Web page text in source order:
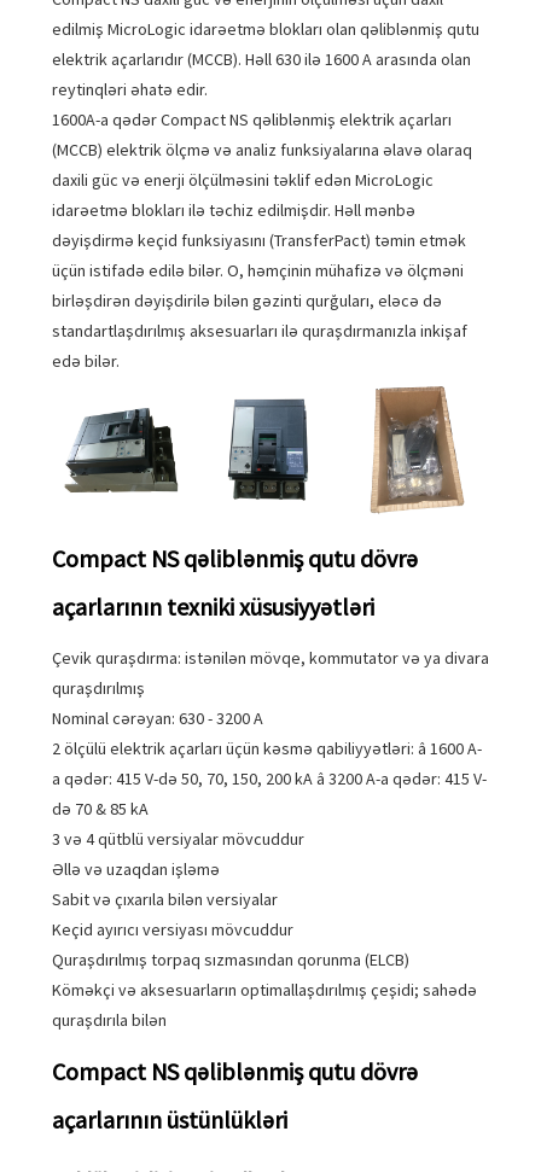
edilmiş MicroLogic idarəetmə blokları olan qəliblənmiş qutu
elektrik açarlarıdır (MCCB). Həll 630 ilə 1600 A arasında olan
reytinqləri əhatə edir.
1600A-a qədər Compact NS qəliblənmiş elektrik açarları
(MCCB) elektrik ölçmə və analiz funksiyalarına əlavə olaraq
daxili güc və enerji ölçülməsini təklif edən MicroLogic
idarəetmə blokları ilə təchiz edilmişdir. Həll mənbə
dəyişdirmə keçid funksiyasını (TransferPact) təmin etmək
üçün istifadə edilə bilər. O, həmçinin mühafizə və ölçməni
birləşdirən dəyişdirilə bilən gəzinti qurğuları, eləcə də
standartlaşdırılmış aksesuarları ilə quraşdırmanızla inkişaf
edə bilər.
Compact NS qəliblənmiş qutu dövrə
açarlarının texniki xüsusiyyətləri
Çevik quraşdırma: istənilən mövqe, kommutator və ya divara
quraşdırılmış
Nominal cərəyan: 630 - 3200 A
2 ölçülü elektrik açarları üçün kəsmə qabiliyyətləri: â 1600 A-
a qədər: 415 V-də 50, 70, 150, 200 kA â 3200 A-a qədər: 415 V-
də 70 & 85 kA
3 və 4 qütblü versiyalar mövcuddur
Əllə və uzaqdan işləmə
Sabit və çıxarıla bilən versiyalar
Keçid ayırıcı versiyası mövcuddur
Quraşdırılmış torpaq sızmasından qorunma (ELCB)
Köməkçi və aksesuarların optimallaşdırılmış çeşidi; sahədə
quraşdırıla bilən
Compact NS qəliblənmiş qutu dövrə
açarlarının üstünlükləri